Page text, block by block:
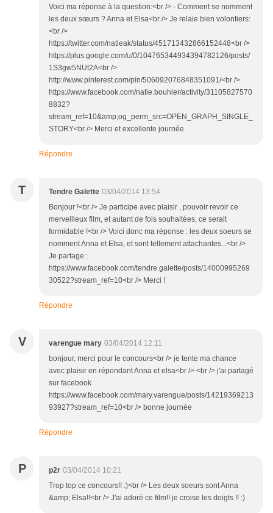
Voici ma réponse à la question:<br /> - Comment se nomment
les deux sœurs ? Anna et Elsa<br /> Je relaie bien volontiers:
<br />
https://twitter.com/natieak/status/451713432866152448<br />
https://plus.google.com/u/0/104765344934394782126/posts/
1S3gw5NUt2A<br />
http://www.pinterest.com/pin/506092076848351091/<br />
https://www.facebook.com/natie.bouhier/activity/31105827570
8832?
stream_ref=10&amp;og_perm_src=OPEN_GRAPH_SINGLE_
STORY<br /> Merci et excellente journée
Répondre
T Tendre Galette 03/04/2014 13:54
Bonjour !<br /> Je participe avec plaisir , pouvoir revoir ce
merveilleux film, et autant de fois souhaitées, ce serait
formidable !<br /> Voici donc ma réponse : les deux soeurs se
nomment Anna et Elsa, et sont tellement attachantes...<br />
Je partage :
https://www.facebook.com/tendre.galette/posts/14000995269
30522?stream_ref=10<br /> Merci !
Répondre
V varengue mary 03/04/2014 12:11
bonjour, merci pour le concours<br /> je tente ma chance
avec plaisir en répondant Anna et elsa<br /> <br /> j'ai partagé
sur facebook
https://www.facebook.com/mary.varengue/posts/14219369213
93927?stream_ref=10<br /> bonne journée
Répondre
P p2r 03/04/2014 10:21
Trop top ce concours!! :)<br /> Les deux soeurs sont Anna
&amp; Elsa!!<br /> J'ai adoré ce film!! je croise les doigts !! :)